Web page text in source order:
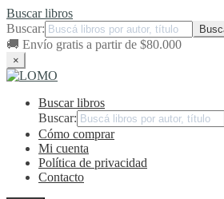
Buscar libros
Buscar:
🚚 Envío gratis a partir de $80.000
×
Ir
navegación
Ir
contenidoBuscar libros
Buscar:
Cómo comprar
Mi cuenta
Política de privacidad
Contacto